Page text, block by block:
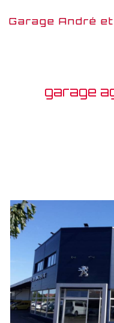
Garage André
garage